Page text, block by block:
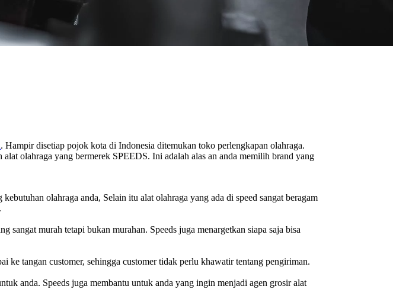
. Hampir disetiap pojok kota di Indonesia ditemukan toko perlengkapan olahraga.
olahraga yang bermerek SPEEDS. Ini adalah alas an anda memilih brand yang
olahraga anda, Selain itu alat olahraga yang ada di speed sangat beragam
sangat murah tetapi bukan murahan. Speeds juga menargetkan siapa saja bisa
ke tangan customer, sehingga customer tidak perlu khawatir tentang pengiriman.
anda. Speeds juga membantu untuk anda yang ingin menjadi agen grosir alat